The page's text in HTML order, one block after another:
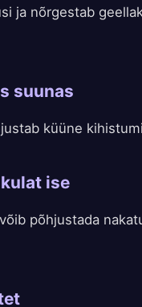
ja nõrgestab
suunas
küüne
ise
põhjustada